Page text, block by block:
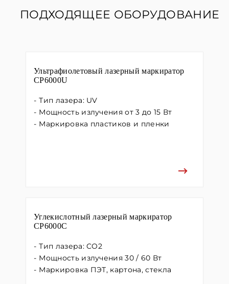
ПОДХОДЯЩЕЕ ОБОРУДОВАНИЕ
Ультрафиолетовый лазерный маркиратор
CP6000U
Тип лазера: UV
Мощность излучения от 3 до 15 Вт
Маркировка пластиков и пленки
Углекислотный лазерный маркиратор
CP6000C
Тип лазера: CO2
Мощность излучения 30 / 60 Вт
Маркировка ПЭТ, картона, стекла